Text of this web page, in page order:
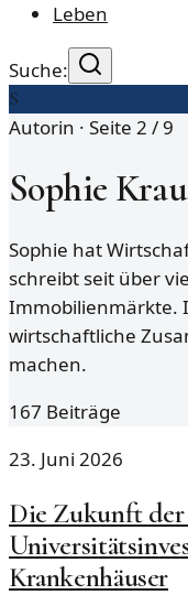
Leben
Suche:
S
Autorin · Seite 2 /9
Sophie
Sophie hat
schreibt seit über
Immobilienmärkte.
wirtschaftliche
machen.
167 Beiträge
23. Juni 2026
Die Zukunft
Krankenhäuser